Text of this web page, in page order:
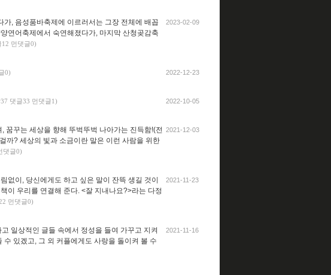
, 음성품바축제에 이르러서는 그장 전체에 배꼽
연어축제에서 숙연해졌다가, 마지막 산청곶감축
먼댓글0)
2023-02-09
0) 2022-12-23
댓글33 먼댓글1) 2022-10-05
꿈꾸는 세상을 향해 뚜벅뚜벅 나아가는 진득함!(전
까? 세상의 빛과 소금이란 말은 이런 사람을 위한
댓글0)
2021-12-03
없이, 당신에게도 하고 싶은 말이 잔뜩 생길 것이
이 우리를 연결해 준다. <잘 지내나요?>라는 다정
먼댓글0)
2021-11-23
일상적인 글들 속에서 정성을 들여 가꾸고 지켜
있겠고, 그 외 커플에게도 사랑을 돌이켜 볼 수
2021-11-16